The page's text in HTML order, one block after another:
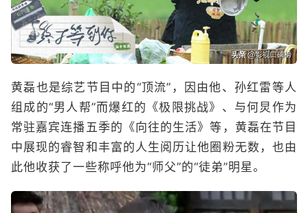
黄磊也是综艺节目中的“顶流”，因由他、孙红雷等人
组成的“男人帮”而爆红的《极限挑战》、与何炅作为
常驻嘉宾连播五季的《向往的生活》等，黄磊在节目
中展现的睿智和丰富的人生阅历让他圈粉无数，也由
此他收获了一些称呼他为“师父”的“徒弟”明星。